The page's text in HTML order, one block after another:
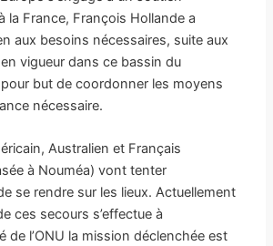
la France, François Hollande a
aux besoins nécessaires, suite aux
vigueur dans ce bassin du
but de coordonner les moyens
nécessaire.
Australien et Français
à Nouméa) vont tenter
se rendre sur les lieux. Actuellement
ces secours s’effectue à
de l’ONU la mission déclenchée est